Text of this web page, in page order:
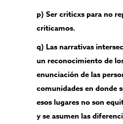
p) Ser criticxs para no
criticamos.
q) Las narrativas
un reconocimiento de
enunciación de las
comunidades en donde
esos lugares no son
y se asumen las